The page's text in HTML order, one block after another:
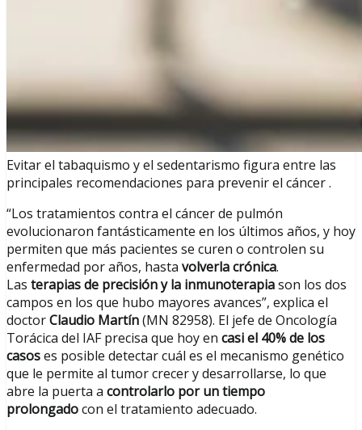
Evitar el tabaquismo y el sedentarismo figura entre las
principales recomendaciones para prevenir el cáncer .
“Los tratamientos contra el cáncer de pulmón
evolucionaron fantásticamente en los últimos años, y hoy
permiten que más pacientes se curen o controlen su
enfermedad por años, hasta volverla crónica.
Las terapias de precisión y la inmunoterapiason los dos
campos en los que hubo mayores avances”, explica el
doctorClaudio Martín(MN 82958). El jefe de Oncología
Torácica del IAF precisa que hoy en casi el 40% de los
casoses posible detectar cuál es el mecanismo genético
que le permite al tumor crecer y desarrollarse, lo que
abre la puerta a controlarlo por un tiempo
prolongadocon el tratamiento adecuado.